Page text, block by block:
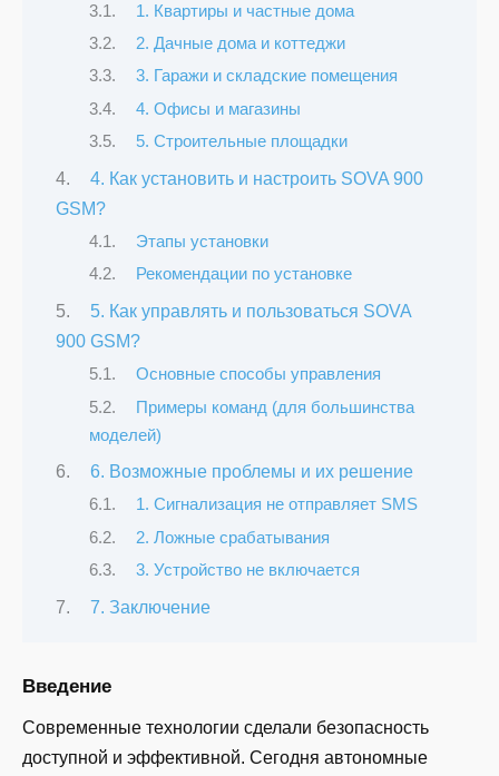
1. Квартиры и частные дома
2. Дачные дома и коттеджи
3. Гаражи и складские помещения
4. Офисы и магазины
5. Строительные площадки
4. Как установить и настроить SOVA 900
GSM?
Этапы установки
Рекомендации по установке
5. Как управлять и пользоваться SOVA
900 GSM?
Основные способы управления
Примеры команд (для большинства
моделей)
6. Возможные проблемы и их решение
1. Сигнализация не отправляет SMS
2. Ложные срабатывания
3. Устройство не включается
7. Заключение
Введение
Современные технологии сделали безопасность
доступной и эффективной. Сегодня автономные